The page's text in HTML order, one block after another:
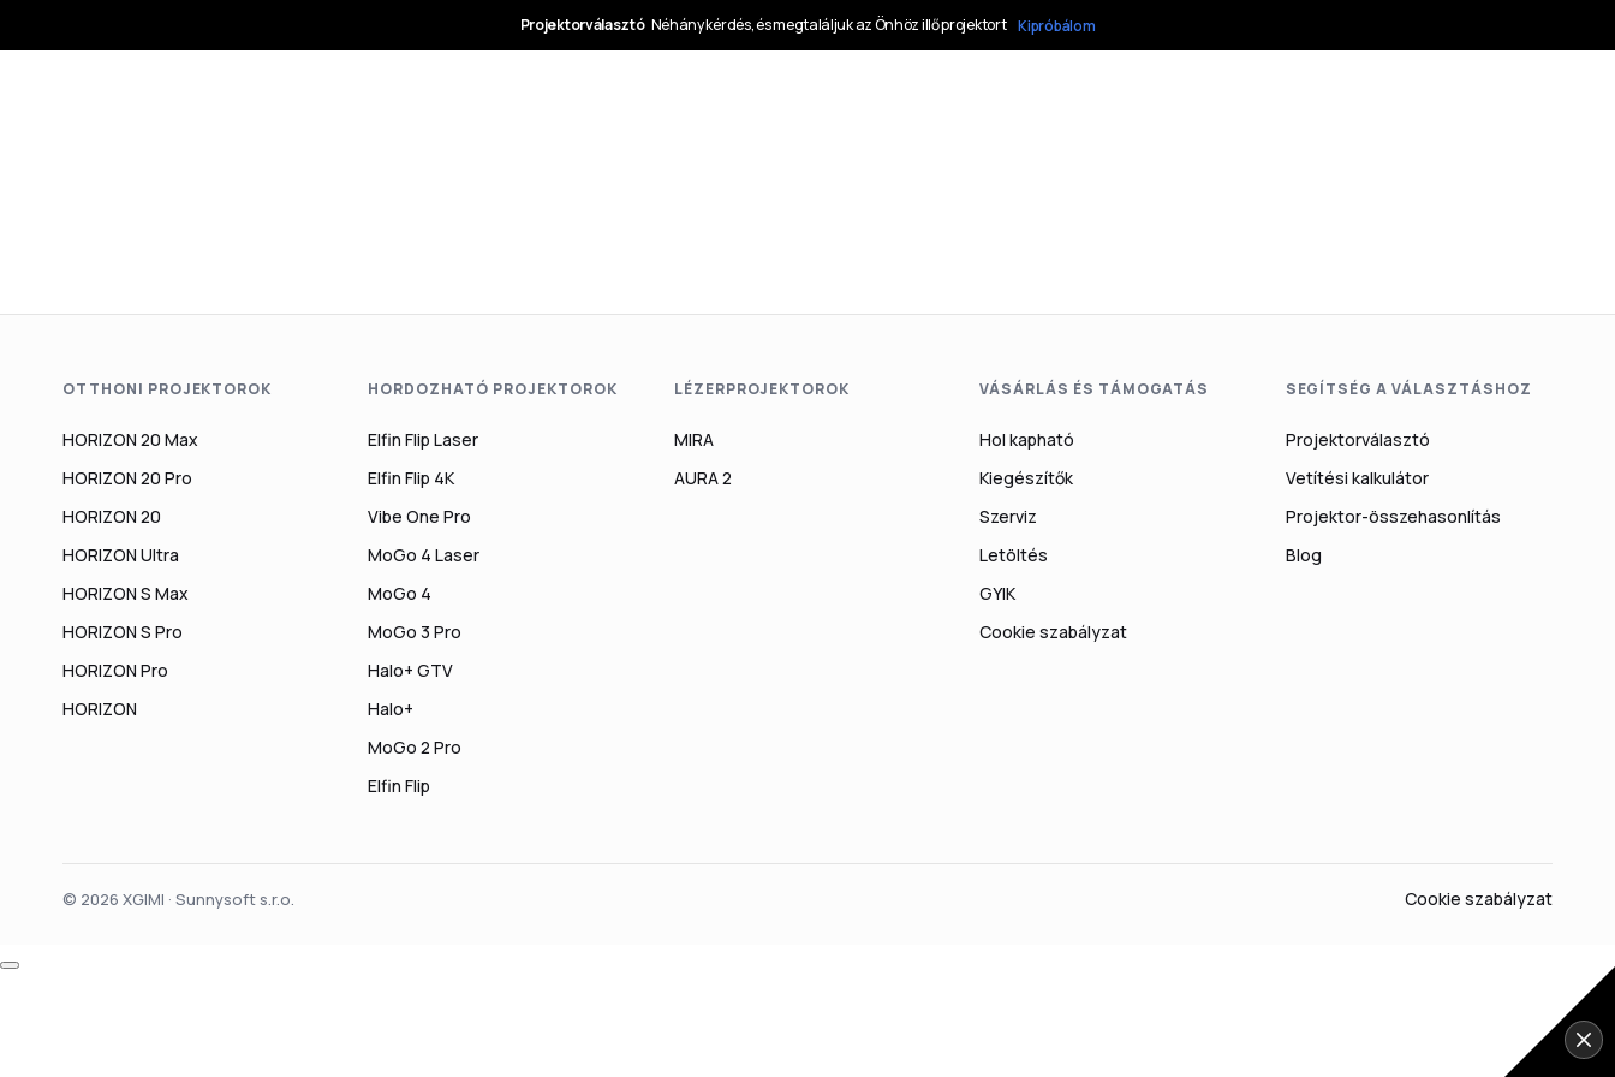
OTTHONI PROJEKTOROK
HORIZON 20 Max
HORIZON 20 Pro
HORIZON 20
HORIZON Ultra
HORIZON S Max
HORIZON S Pro
HORIZON Pro
HORIZON
HORDOZHATÓ PROJEKTOROK
Elfin Flip Laser
Elfin Flip 4K
Vibe One Pro
MoGo 4 Laser
MoGo 4
MoGo 3 Pro
Halo+ GTV
Halo+
MoGo 2 Pro
Elfin Flip
LÉZERPROJEKTOROK
MIRA
AURA 2
VÁSÁRLÁS ÉS TÁMOGATÁS
Hol kapható
Kiegészítők
Szerviz
Letöltés
GYIK
Cookie szabályzat
SEGÍTSÉG A VÁLASZTÁSHOZ
Projektorválasztó
Vetítési kalkulátor
Projektor-összehasonlítás
Blog
© 2026 XGIMI · Sunnysoft s.r.o. Cookie szabályzat